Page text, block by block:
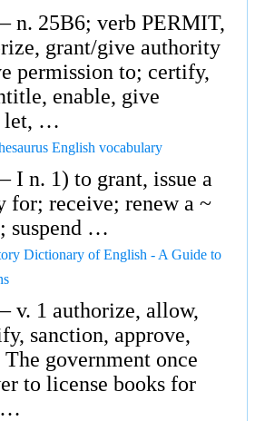
n. 25B6; verb PERMIT,
grant/give authority
permission to; certify,
enable, give
let, …
English vocabulary
I n. 1) to grant, issue a
for; receive; renew a ~
suspend …
Dictionary of English - A Guide to
v. 1 authorize, allow,
sanction, approve,
government once
to license books for
…